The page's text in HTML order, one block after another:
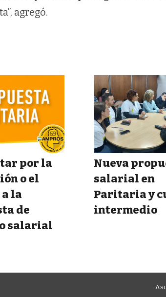
agregó.
por la
o el
la
de
salarial
Nueva
salarial en
Paritaria y
intermedio